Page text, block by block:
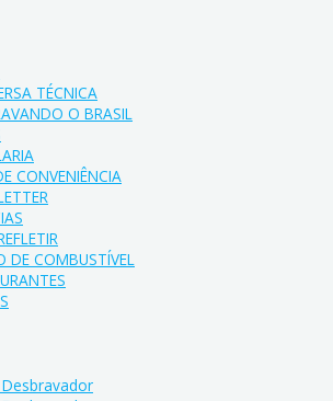
TÉCNICA
O BRASIL
CONVENIÊNCIA
DE COMBUSTÍVEL